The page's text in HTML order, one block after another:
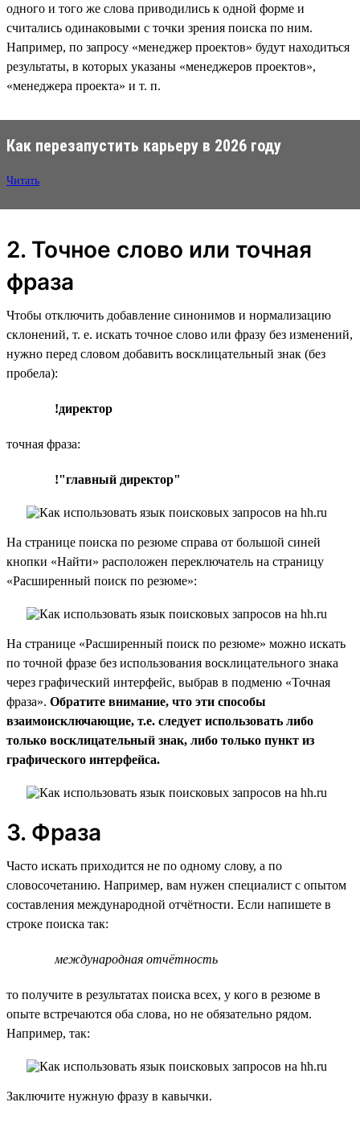
одного и того же слова приводились к одной форме и
считались одинаковыми с точки зрения поиска по ним.
Например, по запросу «менеджер проектов» будут находиться
результаты, в которых указаны «менеджеров проектов»,
«менеджера проекта» и т. п.
Как перезапустить карьеру в 2026 году
Читать
2. Точное слово или точная
фраза
Чтобы отключить добавление синонимов и нормализацию
склонений, т. е. искать точное слово или фразу без изменений,
нужно перед словом добавить восклицательный знак (без
пробела):
!директор
точная фраза:
!"главный директор"
На странице поиска по резюме справа от большой синей
кнопки «Найти» расположен переключатель на страницу
«Расширенный поиск по резюме»:
На странице «Расширенный поиск по резюме» можно искать
по точной фразе без использования восклицательного знака
через графический интерфейс, выбрав в подменю «Точная
фраза». Обратите внимание, что эти способы
взаимоисключающие, т.е. следует использовать либо
только восклицательный знак, либо только пункт из
графического интерфейса.
3. Фраза
Часто искать приходится не по одному слову, а по
словосочетанию. Например, вам нужен специалист с опытом
составления международной отчётности. Если напишете в
строке поиска так:
международная отчётность
то получите в результатах поиска всех, у кого в резюме в
опыте встречаются оба слова, но не обязательно рядом.
Например, так:
Заключите нужную фразу в кавычки.